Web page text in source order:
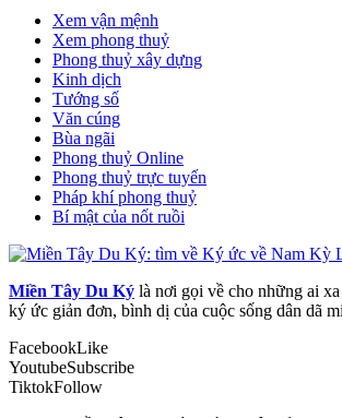
Xem vận mệnh
Xem phong thuỷ
Phong thuỷ xây dựng
Kinh dịch
Tướng số
Văn cúng
Bùa ngãi
Phong thuỷ Online
Phong thuỷ trực tuyến
Pháp khí phong thuỷ
Bí mật của nốt ruồi
Miền Tây Du Ký là nơi gọi về cho những ai
ký ức giản đơn, bình dị của cuộc sống dân dã
FacebookLike
YoutubeSubscribe
TiktokFollow